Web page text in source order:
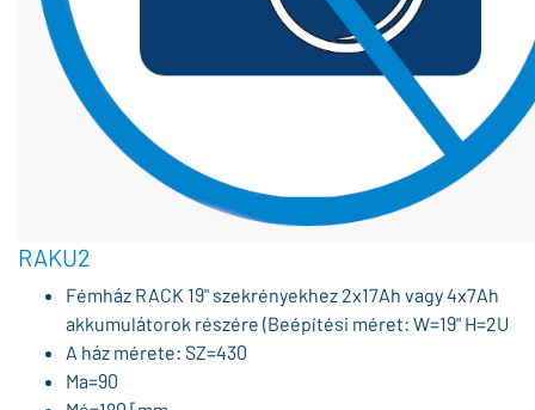
RAKU2
Fémház RACK 19" szekrényekhez 2x17Ah vagy 4x7Ah
akkumulátorok részére (Beépítési méret: W=19" H=2U
A ház mérete: SZ=430
Ma=90